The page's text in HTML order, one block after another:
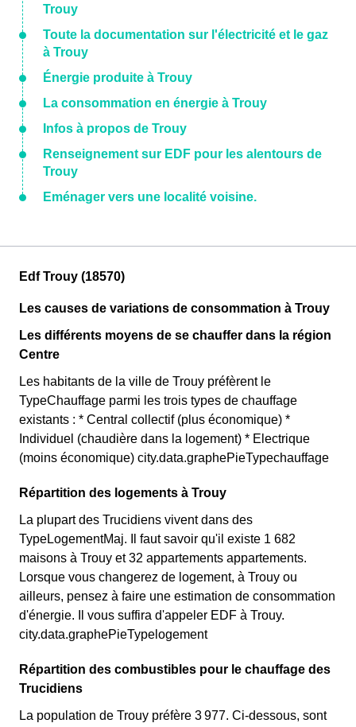
Trouy
Toute la documentation sur l'électricité et le gaz
à Trouy
Énergie produite à Trouy
La consommation en énergie à Trouy
Infos à propos de Trouy
Renseignement sur EDF pour les alentours de
Trouy
Eménager vers une localité voisine.
Edf Trouy (18570)
Les causes de variations de consommation à Trouy
Les différents moyens de se chauffer dans la région
Centre
Les habitants de la ville de Trouy préfèrent le
TypeChauffage parmi les trois types de chauffage
existants : * Central collectif (plus économique) *
Individuel (chaudière dans la logement) * Electrique
(moins économique) city.data.graphePieTypechauffage
Répartition des logements à Trouy
La plupart des Trucidiens vivent dans des
TypeLogementMaj. Il faut savoir qu'il existe 1 682
maisons à Trouy et 32 appartements appartements.
Lorsque vous changerez de logement, à Trouy ou
ailleurs, pensez à faire une estimation de consommation
d'énergie. Il vous suffira d'appeler EDF à Trouy.
city.data.graphePieTypelogement
Répartition des combustibles pour le chauffage des
Trucidiens
La population de Trouy préfère 3 977. Ci-dessous, sont